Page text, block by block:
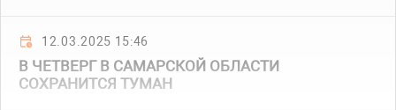
12.03.2025 15:46
В ЧЕТВЕРГ В САМАРСКОЙ ОБЛАСТИ
СОХРАНИТСЯ ТУМАН